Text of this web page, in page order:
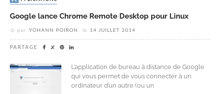
Google lance Chrome Remote Desktop pour Linux
par YOHANN POIRON le 14 JUILLET 2014
PARTAGE
L’application de bureau à distance de Google
qui vous permet de vous connecter à un
ordinateur d’un autre (ou un